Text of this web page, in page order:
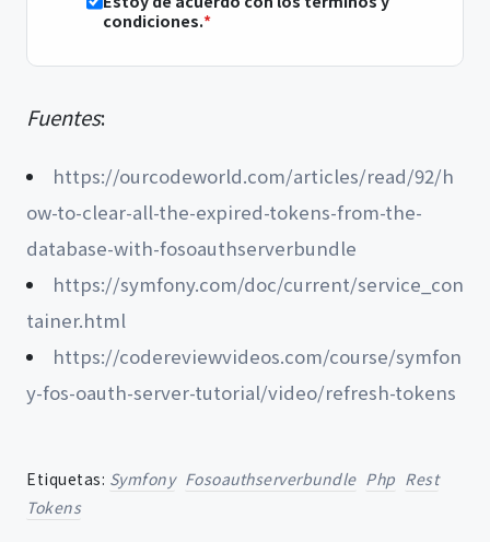
condiciones.
Fuentes:
https://ourcodeworld.com/articles/read/92/h
ow-to-clear-all-the-expired-tokens-from-the-
database-with-fosoauthserverbundle
https://symfony.com/doc/current/service_con
tainer.html
https://codereviewvideos.com/course/symfon
y-fos-oauth-server-tutorial/video/refresh-tokens
Etiquetas: Symfony Fosoauthserverbundle Php Rest
Tokens